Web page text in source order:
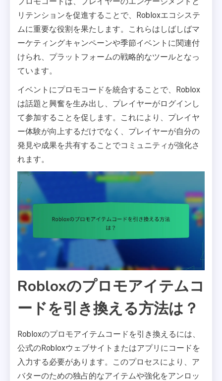
リテンションを促進することで、Robloxエコシステ
ムに重要な役割を果たします。これらはしばしばマ
ーケティングキャンペーンや季節イベントに関連付
けられ、プラットフォームの戦略的なツールとなっ
ています。
イベントにプロモコードを統合することで、Roblox
は話題と興奮を生み出し、プレイヤーがログインし
て参加することを促します。これにより、プレイヤ
ー体験が向上するだけでなく、プレイヤーが自分の
発見や成果を共有することでコミュニティが強化さ
れます。
Robloxのプロモアイテムコ
ードを引き換える方法は？
Robloxのプロモアイテムコードを引き換えるには、
公式のRobloxウェブサイトまたはアプリにコードを
入力する必要があります。このプロセスにより、ア
バターのための独占的なアイテムや強化をアンロッ